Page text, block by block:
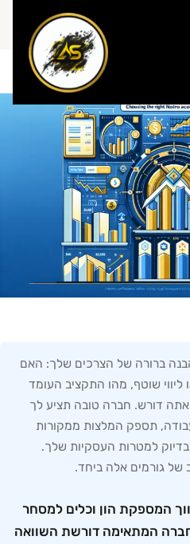
Addiction To
ברורה של הצרכים שלך: האם
שוטף, מהו התקציב העומד
אתה דורש. חברה טובה תציע לך
תספק המלצות ממקורות
למטרות העסקיות שלך.
של גורמים אלה ביחד.
המספקת הון וכלים למסחר
המתאימה דורשת השוואה